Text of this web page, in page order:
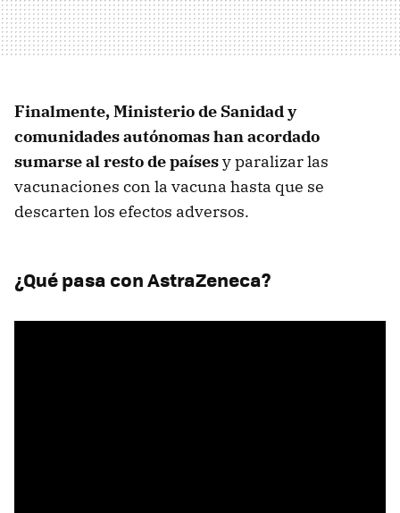
Finalmente, Ministerio de Sanidad y
comunidades autónomas han acordado
sumarse al resto de paísesy paralizar las
vacunaciones con la vacuna hasta que se
descarten los efectos adversos.
¿Qué pasa con AstraZeneca?